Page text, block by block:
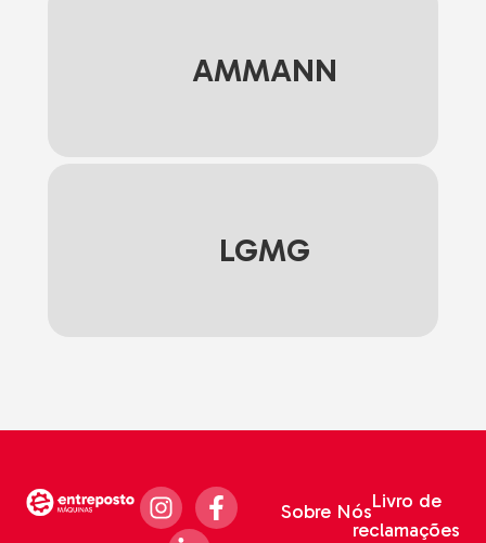
AMMANN
LGMG
Sobre NósLivro de
reclamações